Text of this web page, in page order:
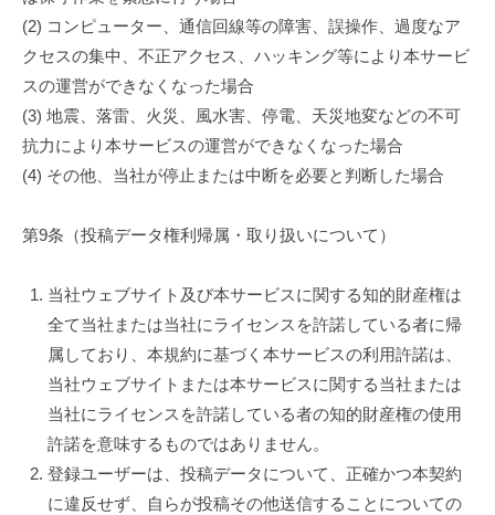
(2) コンピューター、通信回線等の障害、誤操作、過度なア
クセスの集中、不正アクセス、ハッキング等により本サービ
スの運営ができなくなった場合
(3) 地震、落雷、火災、風水害、停電、天災地変などの不可
抗力により本サービスの運営ができなくなった場合
(4) その他、当社が停止または中断を必要と判断した場合
第9条（投稿データ権利帰属・取り扱いについて）
当社ウェブサイト及び本サービスに関する知的財産権は
全て当社または当社にライセンスを許諾している者に帰
属しており、本規約に基づく本サービスの利用許諾は、
当社ウェブサイトまたは本サービスに関する当社または
当社にライセンスを許諾している者の知的財産権の使用
許諾を意味するものではありません。
登録ユーザーは、投稿データについて、正確かつ本契約
に違反せず、自らが投稿その他送信することについての